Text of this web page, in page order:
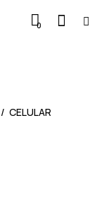
0
CELULAR